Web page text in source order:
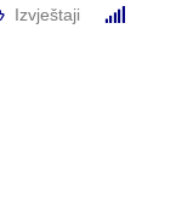
Izvještaji